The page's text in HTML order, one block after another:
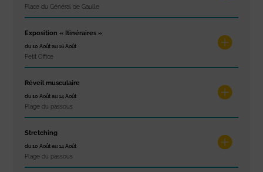
Place du Général de Gaulle
Exposition « Itinéraires »
du 10 Août au 16 Août
Petit Office
Réveil musculaire
du 10 Août au 14 Août
Plage du passous
Stretching
du 10 Août au 14 Août
Plage du passous